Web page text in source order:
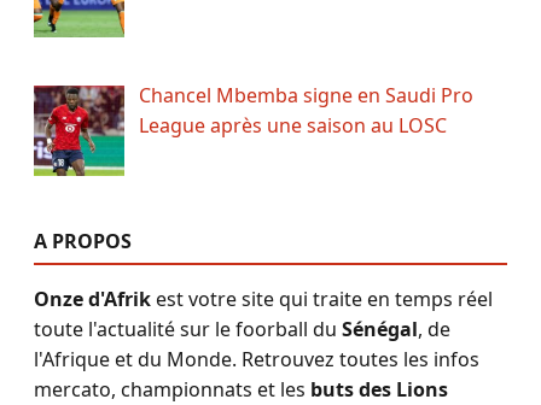
Chancel Mbemba signe en Saudi Pro
League après une saison au LOSC
A PROPOS
Onze d'Afrikest votre site qui traite en temps réel
toute l'actualité sur le foorball du Sénégal, de
l'Afrique et du Monde. Retrouvez toutes les infos
mercato, championnats et les buts des Lions